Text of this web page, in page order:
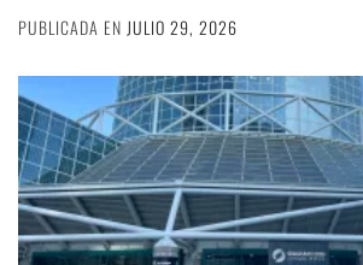
PUBLICADA EN JULIO 29, 2026